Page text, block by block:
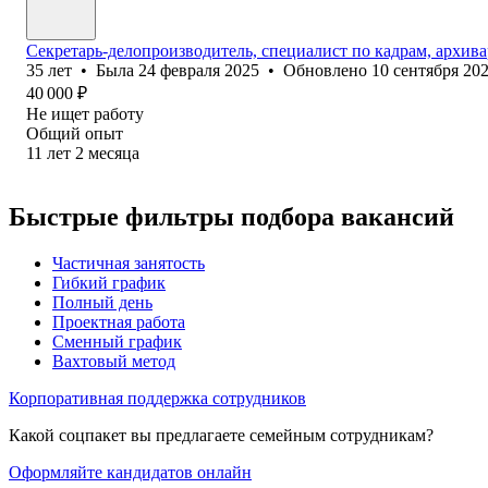
Секретарь-делопроизводитель, специалист по кадрам,
35 лет • Была 24 февраля 2025 • Обновлено 10 сентября
40 000 ₽
Не ищет работу
Общий опыт
11 лет 2 месяца
Быстрые фильтры подбора вакансий
Частичная занятость
Гибкий график
Полный день
Проектная работа
Сменный график
Вахтовый метод
Корпоративная поддержка сотрудников
Какой соцпакет вы предлагаете семейным сотрудникам?
Оформляйте кандидатов онлайн